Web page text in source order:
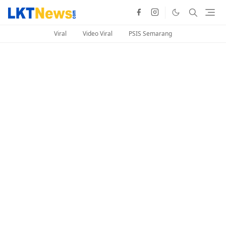
Viral Video Viral PSIS Semarang